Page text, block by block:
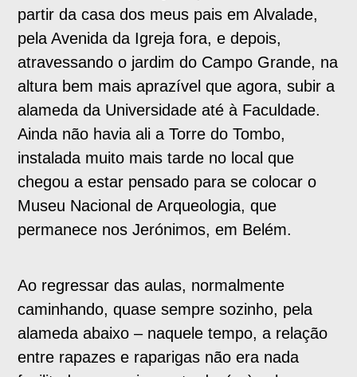
partir da casa dos meus pais em Alvalade,
pela Avenida da Igreja fora, e depois,
atravessando o jardim do Campo Grande, na
altura bem mais aprazível que agora, subir a
alameda da Universidade até à Faculdade.
Ainda não havia ali a Torre do Tombo,
instalada muito mais tarde no local que
chegou a estar pensado para se colocar o
Museu Nacional de Arqueologia, que
permanece nos Jerónimos, em Belém.
Ao regressar das aulas, normalmente
caminhando, quase sempre sozinho, pela
alameda abaixo – naquele tempo, a relação
entre rapazes e raparigas não era nada